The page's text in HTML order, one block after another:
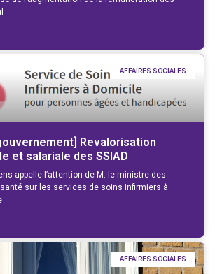
AFFAIRES SOCIALES
Revalorisation
et salariale des SSIAD
appelle l’attention de M. le ministre des
sur les services de soins infirmiers à
AFFAIRES SOCIALES